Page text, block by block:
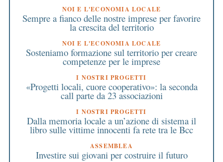
NOI E L'ECONOMIA LOCALE
Sempre a fianco delle nostre imprese per favorire
la crescita del territorio
NOI E L'ECONOMIA LOCALE
Sosteniamo formazione sul territorio per creare
competenze per le imprese
I NOSTRI PROGETTI
«Progetti locali, cuore cooperativo»: la seconda
call parte da 23 associazioni
I NOSTRI PROGETTI
Dalla memoria locale a un’azione di sistema il
libro sulle vittime innocenti fa rete tra le Bcc
ASSEMBLEA
Investire sui giovani per costruire il futuro